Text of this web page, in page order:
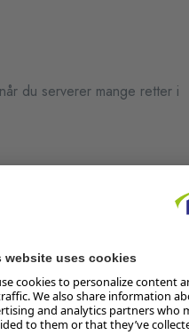
du serverer mange retter i